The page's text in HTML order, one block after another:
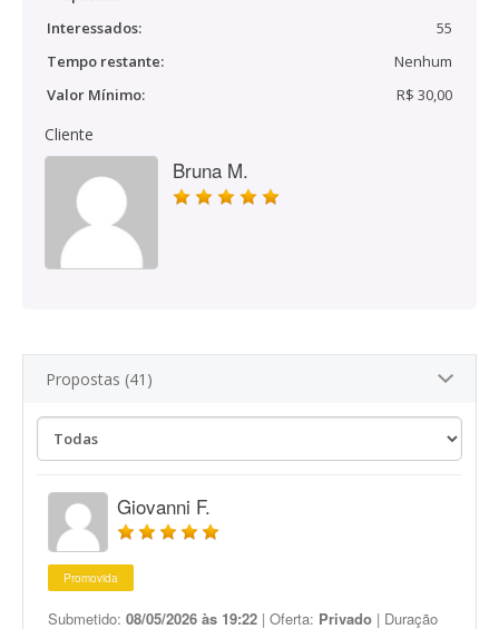
Interessados:
55
Tempo restante:
Nenhum
Valor Mínimo:
R$ 30,00
Cliente
Bruna M.
Propostas (41)
Giovanni F.
Promovida
Submetido: 08/05/2026 às 19:22 | Oferta: Privado | Duração